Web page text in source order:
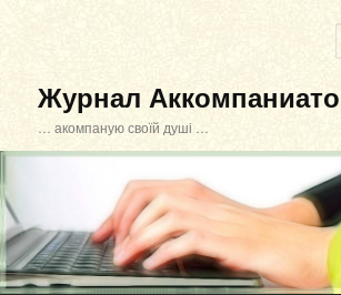
Журнал
… акомпаную своїй душі …